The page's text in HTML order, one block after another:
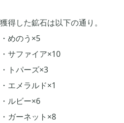
獲得した鉱石は以下の通り。
・めのう×5
・サファイア×10
・トパーズ×3
・エメラルド×1
・ルビー×6
・ガーネット×8